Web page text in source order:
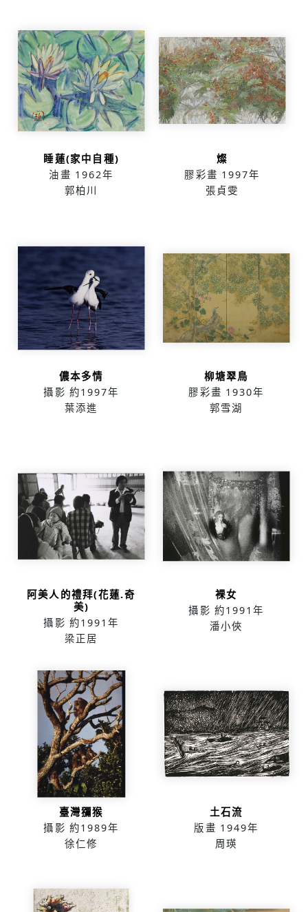
睡蓮(家中自種)
油畫 1962年
郭柏川
燦
膠彩畫 1997年
張貞雯
儂本多情
攝影 約1997年
葉添進
柳塘翠鳥
膠彩畫 1930年
郭雪湖
阿美人的禮拜(花蓮.奇
美)
攝影 約1991年
梁正居
裸女
攝影 約1991年
潘小俠
臺灣獼猴
攝影 約1989年
徐仁修
土石流
版畫 1949年
周瑛